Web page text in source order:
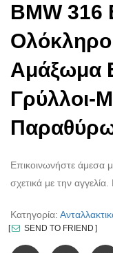
BMW 316
Ολόκληρο
Αμάξωμα
Γρύλλοι-
Επικοινωνήστε άμεσα
σχετικά με την
Κατηγορία:
SEND TO FRIEND